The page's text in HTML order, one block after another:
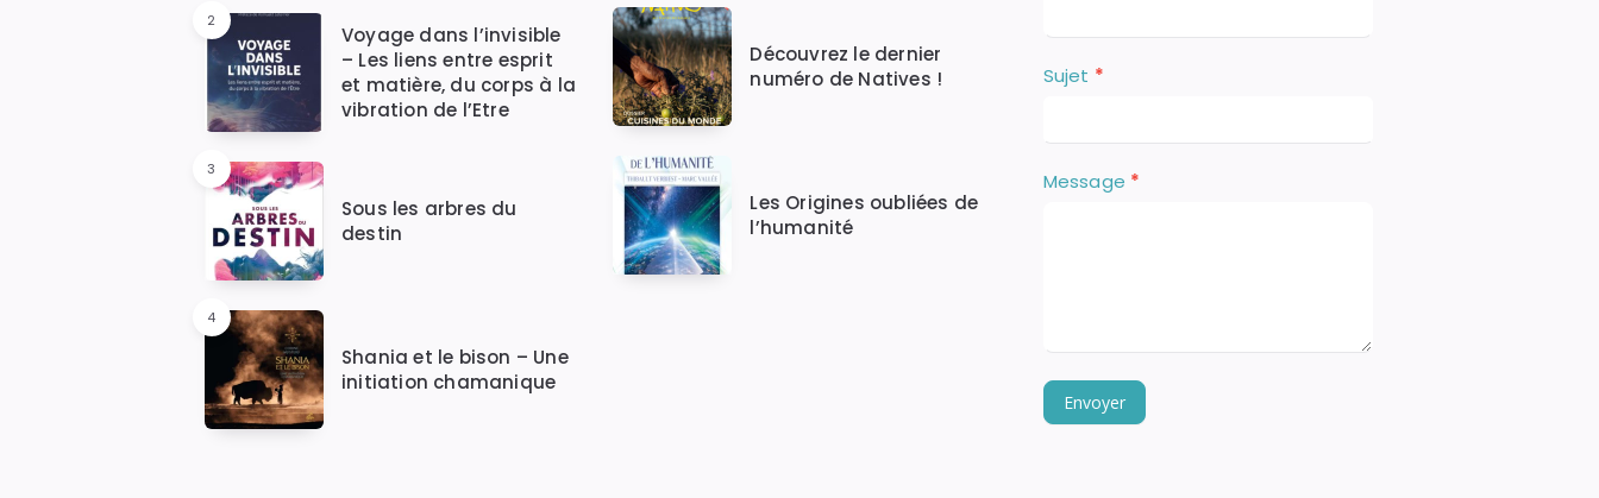
2
Voyage dans l’invisible
– Les liens entre esprit
et matière, du corps à la
vibration de l’Etre
3
Sous les arbres du
destin
4
Shania et le bison – Une
initiation chamanique
Découvrez le dernier
numéro de Natives !
Les Origines oubliées de
l’humanité
Sujet *
Message *
Envoyer
s
h
u
m
e